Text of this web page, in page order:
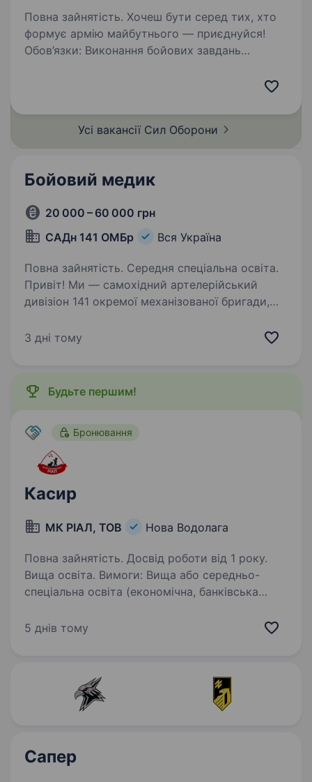
Повна зайнятість. Хочеш бути серед тих, хто
формує армію майбутнього — приєднуйся!
Обов’язки: Виконання бойових завдань
Усі вакансії Сил Оборони
Бойовий медик
20 000 – 60 000 грн
САДн 141 ОМБр
Вся Україна
Повна зайнятість. Середня спеціальна освіта.
Привіт! Ми — самохідний артелерійський
дивізіон 141 окремої механізованої бригади,
бореться за мир і безпеку України. Наше
3 дні тому
Будьте першим!
Бронювання
Касир
МК РІАЛ, ТОВ Нова Водолага
Повна зайнятість. Досвід роботи від 1 року.
Вища освіта. Вимоги: Вища або середньо-
спеціальна освіта (економічна, банківська
на посаді касира; Знання чинного
5 днів тому
Сапер